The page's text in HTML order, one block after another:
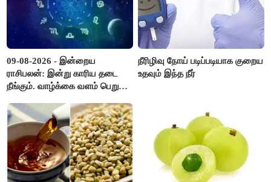
09-08-2026 - இன்றைய
ராசிபலன்: இன்று காரிய தடை
நீங்கும். வாழ்க்கை வளம் பெறும்.
எடைபோடுவது நல்லது..!
நீரிழிவு நோய் படிப்படியாக குறைய
உதவும் இந்த நீர்